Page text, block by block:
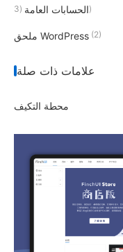
الحسابات العامة(3)
ملحق WordPress (2)
علامات ذات صلة
محطة التكيف